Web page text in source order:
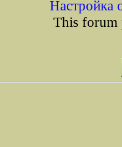
Настройка
This